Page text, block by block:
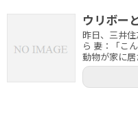
ウリボー
昨日、三井
ら 妻：「こ
動物が家に